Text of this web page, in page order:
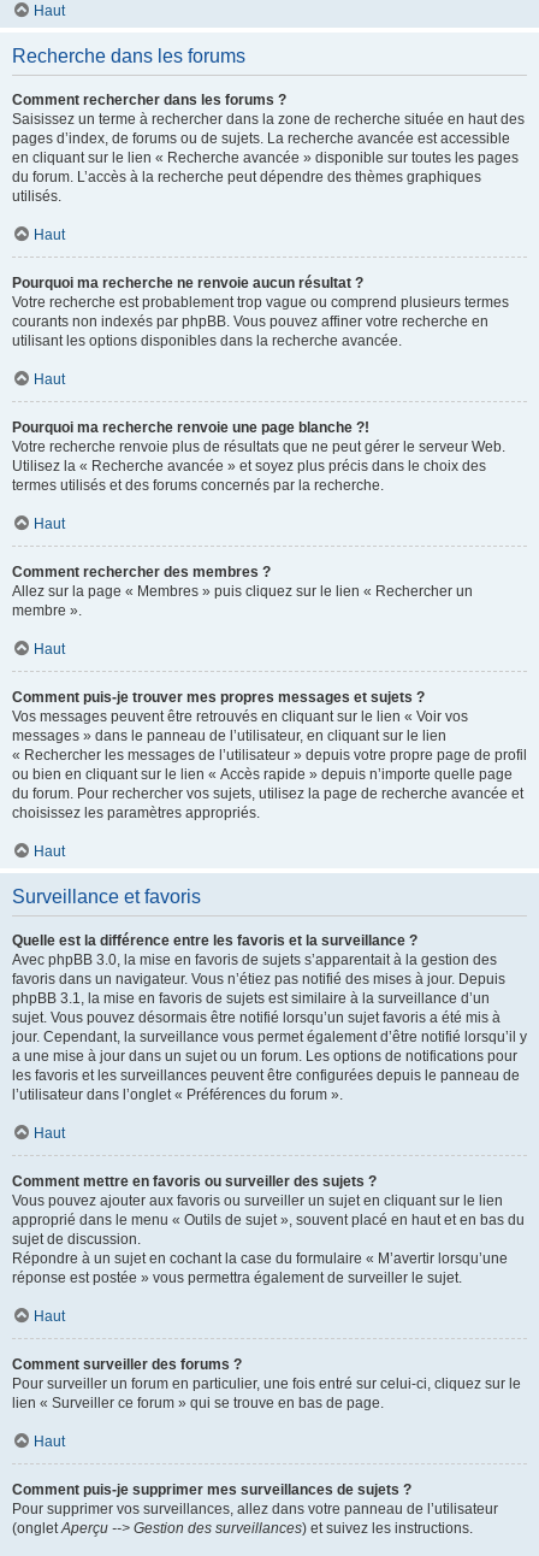
Haut
Recherche dans les forums
Comment rechercher dans les forums ?
Saisissez un terme à rechercher dans la zone de recherche située en haut des
pages d’index, de forums ou de sujets. La recherche avancée est accessible
en cliquant sur le lien « Recherche avancée » disponible sur toutes les pages
du forum. L’accès à la recherche peut dépendre des thèmes graphiques
utilisés.
Haut
Pourquoi ma recherche ne renvoie aucun résultat ?
Votre recherche est probablement trop vague ou comprend plusieurs termes
courants non indexés par phpBB. Vous pouvez affiner votre recherche en
utilisant les options disponibles dans la recherche avancée.
Haut
Pourquoi ma recherche renvoie une page blanche ?!
Votre recherche renvoie plus de résultats que ne peut gérer le serveur Web.
Utilisez la « Recherche avancée » et soyez plus précis dans le choix des
termes utilisés et des forums concernés par la recherche.
Haut
Comment rechercher des membres ?
Allez sur la page « Membres » puis cliquez sur le lien « Rechercher un
membre ».
Haut
Comment puis-je trouver mes propres messages et sujets ?
Vos messages peuvent être retrouvés en cliquant sur le lien « Voir vos
messages » dans le panneau de l’utilisateur, en cliquant sur le lien
« Rechercher les messages de l’utilisateur » depuis votre propre page de profil
ou bien en cliquant sur le lien « Accès rapide » depuis n’importe quelle page
du forum. Pour rechercher vos sujets, utilisez la page de recherche avancée et
choisissez les paramètres appropriés.
Haut
Surveillance et favoris
Quelle est la différence entre les favoris et la surveillance ?
Avec phpBB 3.0, la mise en favoris de sujets s’apparentait à la gestion des
favoris dans un navigateur. Vous n’étiez pas notifié des mises à jour. Depuis
phpBB 3.1, la mise en favoris de sujets est similaire à la surveillance d’un
sujet. Vous pouvez désormais être notifié lorsqu’un sujet favoris a été mis à
jour. Cependant, la surveillance vous permet également d’être notifié lorsqu’il y
a une mise à jour dans un sujet ou un forum. Les options de notifications pour
les favoris et les surveillances peuvent être configurées depuis le panneau de
l’utilisateur dans l’onglet « Préférences du forum ».
Haut
Comment mettre en favoris ou surveiller des sujets ?
Vous pouvez ajouter aux favoris ou surveiller un sujet en cliquant sur le lien
approprié dans le menu « Outils de sujet », souvent placé en haut et en bas du
sujet de discussion.
Répondre à un sujet en cochant la case du formulaire « M’avertir lorsqu’une
réponse est postée » vous permettra également de surveiller le sujet.
Haut
Comment surveiller des forums ?
Pour surveiller un forum en particulier, une fois entré sur celui-ci, cliquez sur le
lien « Surveiller ce forum » qui se trouve en bas de page.
Haut
Comment puis-je supprimer mes surveillances de sujets ?
Pour supprimer vos surveillances, allez dans votre panneau de l’utilisateur
(ongletAperçu --> Gestion des surveillances) et suivez les instructions.